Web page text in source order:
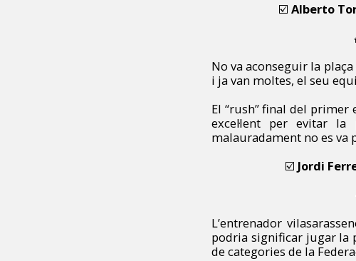
☑️ Alberto
No va aconseguir la
i ja van moltes, el seu
El “rush” final del primer
excel·lent per evitar
malauradament no es va
☑️ Jordi
L’entrenador
podria significar jugar la
de categories de la